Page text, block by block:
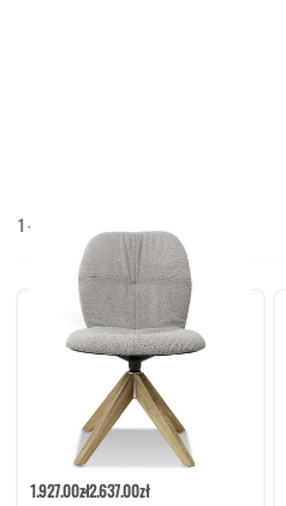
STOLIKI
STOŁY
SZAFKI I KOMODY
1 -
Krzesło Siras Noga Dębowa Obrotowa |
Meble Matowski
1.927.00zł2.637.00zł